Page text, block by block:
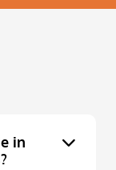
in